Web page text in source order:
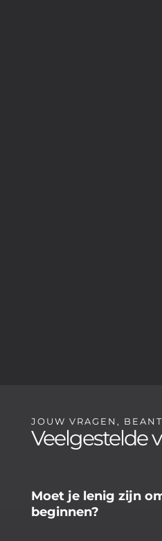
JOUW VRAGEN,
Veelgestelde
Moet je lenig zijn
beginnen?